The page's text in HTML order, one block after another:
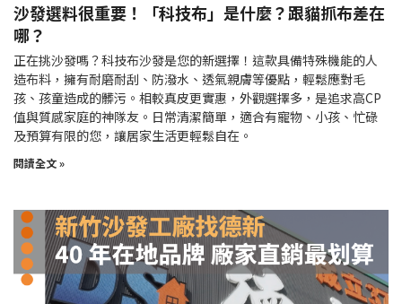
沙發選料很重要！「科技布」是什麼？跟貓抓布差在
哪？
正在挑沙發嗎？科技布沙發是您的新選擇！這款具備特殊機能的人
造布料，擁有耐磨耐刮、防潑水、透氣親膚等優點，輕鬆應對毛
孩、孩童造成的髒污。相較真皮更實惠，外觀選擇多，是追求高CP
值與質感家庭的神隊友。日常清潔簡單，適合有寵物、小孩、忙碌
及預算有限的您，讓居家生活更輕鬆自在。
閱讀全文 »